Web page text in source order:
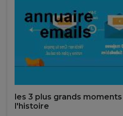
les 3 plus grands
l'histoire